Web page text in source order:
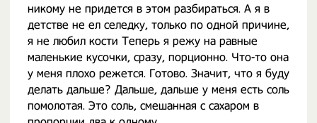
никому не придется в этом разбираться. А я в
детстве не ел селедку, только по одной причине,
я не любил кости Теперь я режу на равные
маленькие кусочки, сразу, порционно. Что-то она
у меня плохо режется. Готово. Значит, что я буду
делать дальше? Дальше, дальше у меня есть соль
помолотая. Это соль, смешанная с сахаром в